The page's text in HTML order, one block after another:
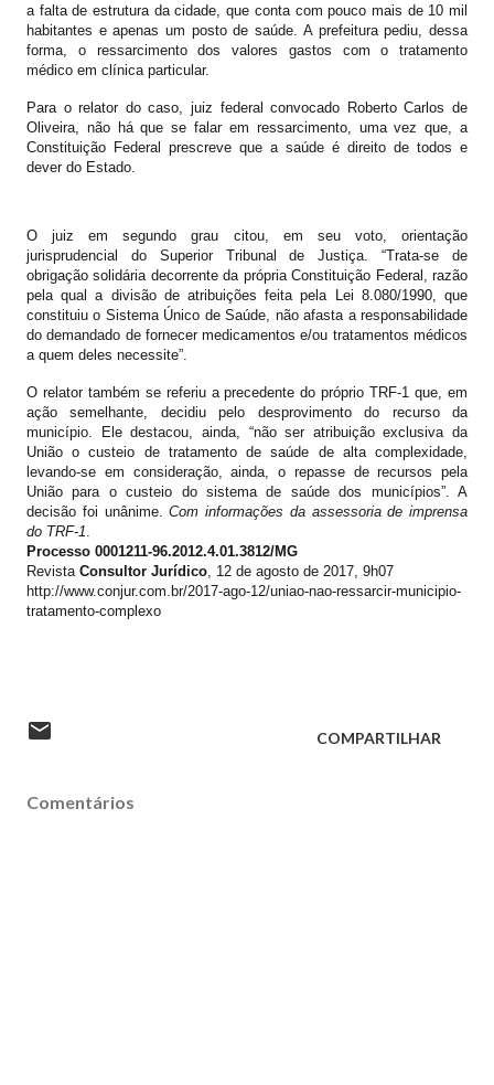
a falta de estrutura da cidade, que conta com pouco mais de 10 mil
habitantes e apenas um posto de saúde. A prefeitura pediu, dessa
forma, o ressarcimento dos valores gastos com o tratamento
médico em clínica particular.
Para o relator do caso, juiz federal convocado Roberto Carlos de
Oliveira, não há que se falar em ressarcimento, uma vez que, a
Constituição Federal prescreve que a saúde é direito de todos e
dever do Estado.
O juiz em segundo grau citou, em seu voto, orientação
jurisprudencial do Superior Tribunal de Justiça. “Trata-se de
obrigação solidária decorrente da própria Constituição Federal, razão
pela qual a divisão de atribuições feita pela Lei 8.080/1990, que
constituiu o Sistema Único de Saúde, não afasta a responsabilidade
do demandado de fornecer medicamentos e/ou tratamentos médicos
a quem deles necessite”.
O relator também se referiu a precedente do próprio TRF-1 que, em
ação semelhante, decidiu pelo desprovimento do recurso da
município. Ele destacou, ainda, “não ser atribuição exclusiva da
União o custeio de tratamento de saúde de alta complexidade,
levando-se em consideração, ainda, o repasse de recursos pela
União para o custeio do sistema de saúde dos municípios”. A
decisão foi unânime.Com informações da assessoria de imprensa
do TRF-1.
Processo 0001211-96.2012.4.01.3812/MG
Revista Consultor Jurídico, 12 de agosto de 2017, 9h07
http://www.conjur.com.br/2017-ago-12/uniao-nao-ressarcir-municipio-
tratamento-complexo
COMPARTILHAR
Comentários